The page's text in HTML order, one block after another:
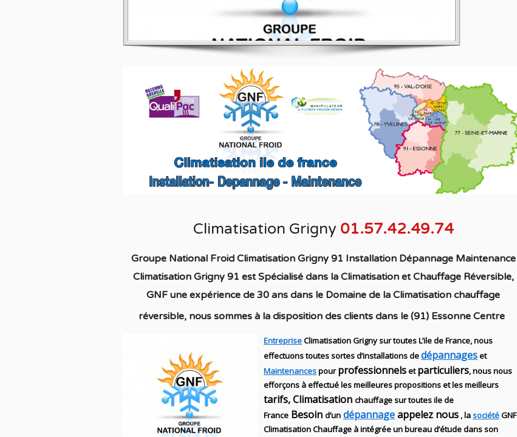
Climatisation Grigny 01.57.42.49.74
Groupe National Froid Climatisation Grigny 91 Installation Dépannage Maintenance
Climatisation Grigny 91 est Spécialisédans la Climatisationet ChauffageRéversible,
GNF une expérience de 30 ans dans le Domaine de la Climatisation chauffage
réversible, nous sommes à la disposition des clients dansle (91) Essonne Centre
EntrepriseClimatisation Grigny sur toutes L’ile de France, nous
effectuons toutes sortes d’installationsdedépannageset
Maintenancespourprofessionnelsetparticuliers, nous nous
efforçons à effectué les meilleures propositions et les meilleurs
tarifs, Climatisation chauffage sur toutes ile de
France Besoin d’un dépannageappelez nous , lasociétéGNF
Climatisation Chauffage à intégrée un bureau d’étude dans son